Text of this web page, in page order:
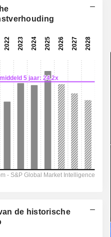
4,51% 5,11%
6,859 7,604
2,07%
15,61 17,55
43,3% 43,5%
169.230 179.059
34.699 37.080
28.843 31.027
19.517 21.354
366,50 366,50
de historische